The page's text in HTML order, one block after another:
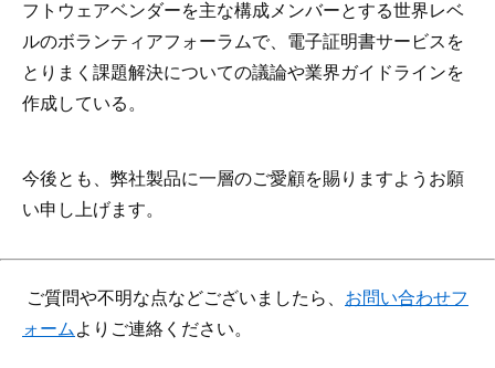
フトウェアベンダーを主な構成メンバーとする世界レベ
ルのボランティアフォーラムで、電子証明書サービスを
とりまく課題解決についての議論や業界ガイドラインを
作成している。
今後とも、弊社製品に一層のご愛顧を賜りますようお願
い申し上げます。
ご質問や不明な点などございましたら、 お問い合わせフ
ォーム よりご連絡ください。